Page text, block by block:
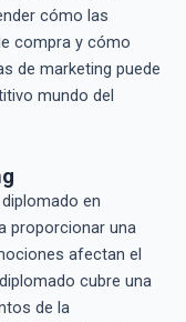
cómo las
compra y cómo
de marketing puede
mundo del
en
proporcionar una
afectan el
cubre una
de la